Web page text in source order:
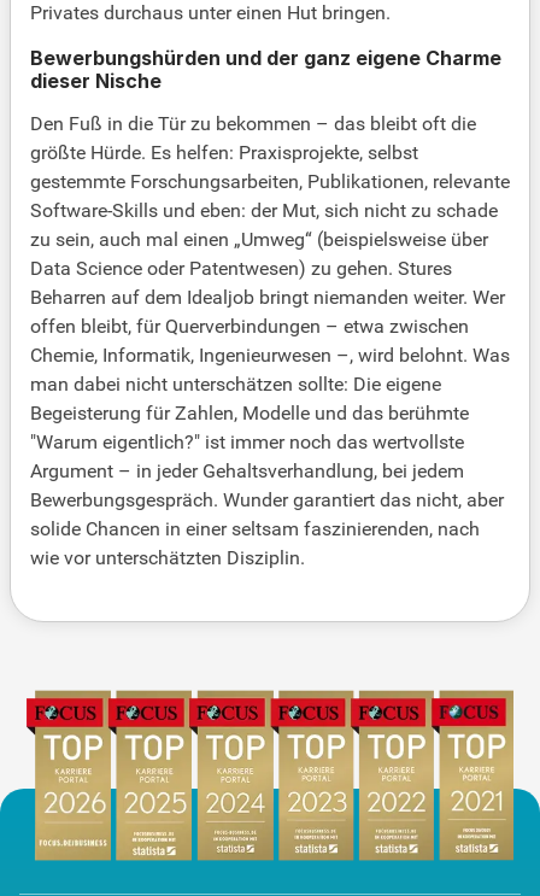
Privates durchaus unter einen Hut bringen.
Bewerbungshürden und der ganz eigene Charme
dieser Nische
Den Fuß in die Tür zu bekommen – das bleibt oft die
größte Hürde. Es helfen: Praxisprojekte, selbst
gestemmte Forschungsarbeiten, Publikationen, relevante
Software-Skills und eben: der Mut, sich nicht zu schade
zu sein, auch mal einen „Umweg“ (beispielsweise über
Data Science oder Patentwesen) zu gehen. Stures
Beharren auf dem Idealjob bringt niemanden weiter. Wer
offen bleibt, für Querverbindungen – etwa zwischen
Chemie, Informatik, Ingenieurwesen –, wird belohnt. Was
man dabei nicht unterschätzen sollte: Die eigene
Begeisterung für Zahlen, Modelle und das berühmte
"Warum eigentlich?" ist immer noch das wertvollste
Argument – in jeder Gehaltsverhandlung, bei jedem
Bewerbungsgespräch. Wunder garantiert das nicht, aber
solide Chancen in einer seltsam faszinierenden, nach
wie vor unterschätzten Disziplin.